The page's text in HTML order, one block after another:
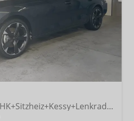
ST 150PS TDI DSG AHK+Sitzheiz+Kessy+Lenkradheiz+eHeck+Kamera+Alu18